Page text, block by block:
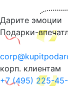
Дарите эмоции
Подарки-
корп. клиентам
+7 (495) 225-